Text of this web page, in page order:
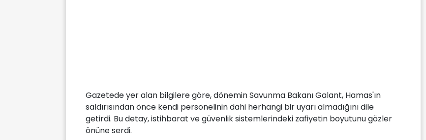
Gazetede yer alan bilgilere göre, dönemin Savunma Bakanı Galant, Hamas'ın
saldırısından önce kendi personelinin dahi herhangi bir uyarı almadığını dile
getirdi. Bu detay, istihbarat ve güvenlik sistemlerindeki zafiyetin boyutunu gözler
önüne serdi.